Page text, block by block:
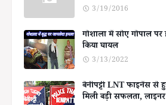
3/19/2016
गोशाला में सोए गोपाल
किया घायल
3/13/2022
बेनीपट्टी LNT फाइनेंस से
मिली बड़ी सफलता,